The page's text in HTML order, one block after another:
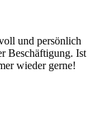
und persönlich
Beschäftigung. Ist
wieder gerne!